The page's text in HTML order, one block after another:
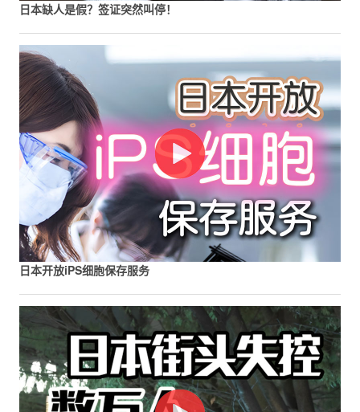
日本缺人是假？签证突然叫停！
日本开放iPS细胞保存服务